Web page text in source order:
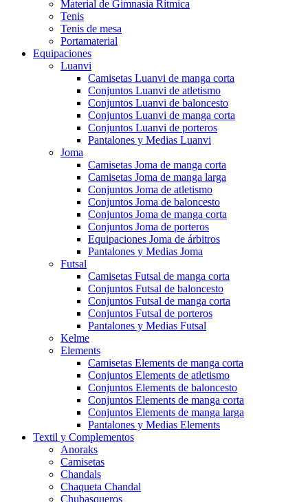
Material de Gimnasia Rítmica
Tenis
Tenis de mesa
Portamaterial
Equipaciones
Luanvi
Camisetas Luanvi de manga corta
Conjuntos Luanvi de atletismo
Conjuntos Luanvi de baloncesto
Conjuntos Luanvi de manga corta
Conjuntos Luanvi de porteros
Pantalones y Medias Luanvi
Joma
Camisetas Joma de manga corta
Camisetas Joma de manga larga
Conjuntos Joma de atletismo
Conjuntos Joma de baloncesto
Conjuntos Joma de manga corta
Conjuntos Joma de porteros
Equipaciones Joma de árbitros
Pantalones y Medias Joma
Futsal
Camisetas Futsal de manga corta
Conjuntos Futsal de baloncesto
Conjuntos Futsal de manga corta
Conjuntos Futsal de porteros
Pantalones y Medias Futsal
Kelme
Elements
Camisetas Elements de manga corta
Conjuntos Elements de atletismo
Conjuntos Elements de baloncesto
Conjuntos Elements de manga corta
Conjuntos Elements de manga larga
Pantalones y Medias Elements
Textil y Complementos
Anoraks
Camisetas
Chandals
Chaqueta Chandal
Chubasqueros